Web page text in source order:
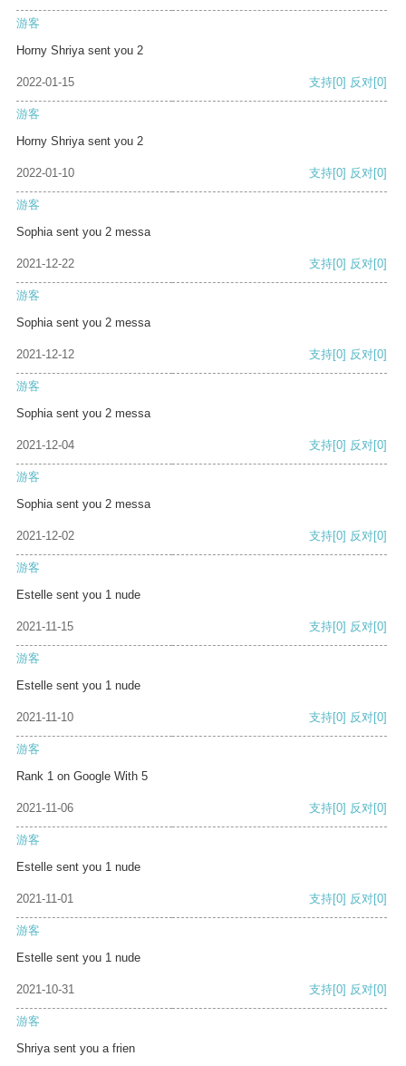
游客
Horny Shriya sent you 2
2022-01-15 支持[0] 反对[0]
游客
Horny Shriya sent you 2
2022-01-10 支持[0] 反对[0]
游客
Sophia sent you 2 messa
2021-12-22 支持[0] 反对[0]
游客
Sophia sent you 2 messa
2021-12-12 支持[0] 反对[0]
游客
Sophia sent you 2 messa
2021-12-04 支持[0] 反对[0]
游客
Sophia sent you 2 messa
2021-12-02 支持[0] 反对[0]
游客
Estelle sent you 1 nude
2021-11-15 支持[0] 反对[0]
游客
Estelle sent you 1 nude
2021-11-10 支持[0] 反对[0]
游客
Rank 1 on Google With 5
2021-11-06 支持[0] 反对[0]
游客
Estelle sent you 1 nude
2021-11-01 支持[0] 反对[0]
游客
Estelle sent you 1 nude
2021-10-31 支持[0] 反对[0]
游客
Shriya sent you a frien